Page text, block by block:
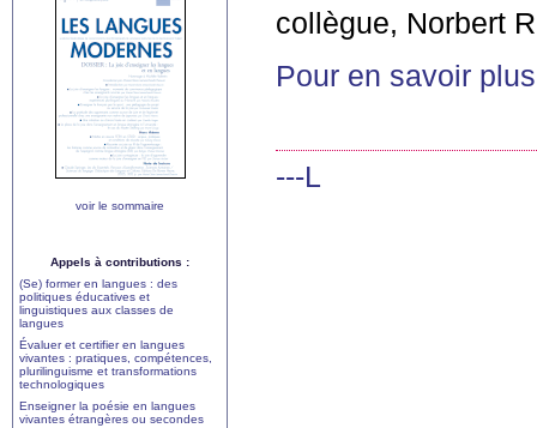
collègue, Norbert
Pour en savoir plus
---L
voir le sommaire
Appels à contributions :
(Se) former en langues : des
politiques éducatives et
linguistiques aux classes de
langues
Évaluer et certifier en langues
vivantes : pratiques, compétences,
plurilinguisme et transformations
technologiques
Enseigner la poésie en langues
vivantes étrangères ou secondes